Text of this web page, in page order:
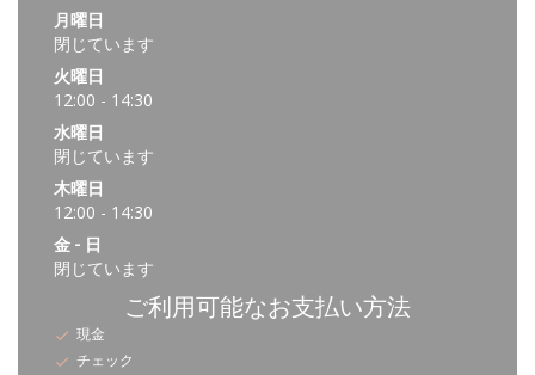
月曜日
閉じています
火曜日
12:00 - 14:30
水曜日
閉じています
木曜日
12:00 - 14:30
金 - 日
閉じています
ご利用可能なお支払い方法
現金
チェック